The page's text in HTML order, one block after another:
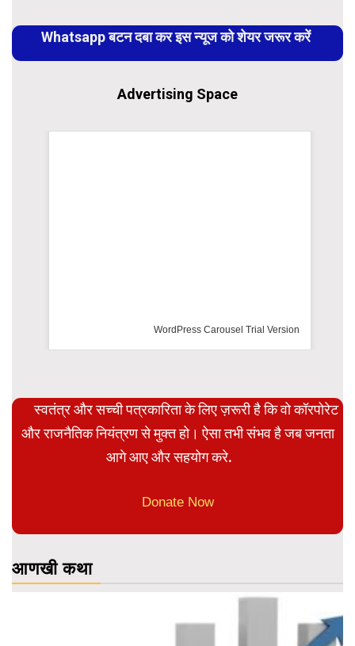
Reading
Whatsapp बटन दबा कर इस न्यूज को शेयर जरूर करें
Advertising Space
WordPress Carousel Trial Version
स्वतंत्र और सच्ची पत्रकारिता के लिए ज़रूरी है कि वो कॉरपोरेट
और राजनैतिक नियंत्रण से मुक्त हो। ऐसा तभी संभव है जब जनता
आगे आए और सहयोग करे.
Donate Now
आणखी कथा